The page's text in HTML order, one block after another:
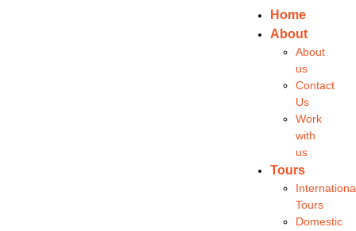
Home
About
About
us
Contact
Us
Work
with
us
Tours
Tours
Domestic